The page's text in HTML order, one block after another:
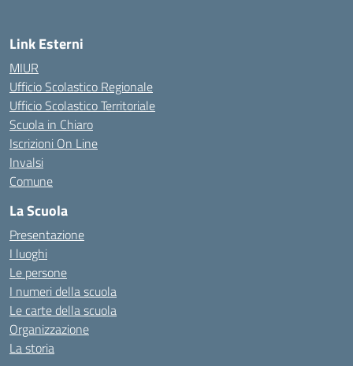
Link Esterni
MIUR
Ufficio Scolastico Regionale
Ufficio Scolastico Territoriale
Scuola in Chiaro
Iscrizioni On Line
Invalsi
Comune
La Scuola
Presentazione
I luoghi
Le persone
I numeri della scuola
Le carte della scuola
Organizzazione
La storia